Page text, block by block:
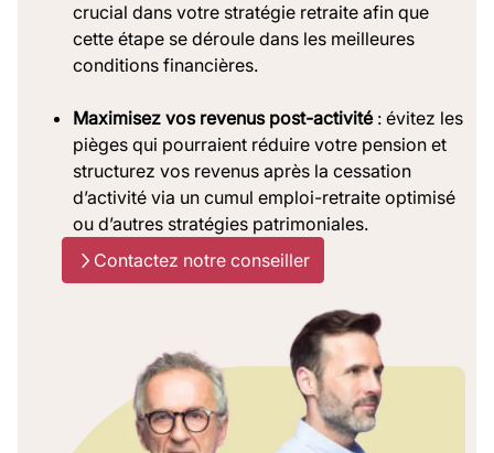
crucial dans votre stratégie retraite afin que
cette étape se déroule dans les meilleures
conditions financières.
Maximisez vos revenus post-activité: évitez les
pièges qui pourraient réduire votre pension et
structurez vos revenus après la cessation
d’activité via un cumul emploi-retraite optimisé
ou d’autres stratégies patrimoniales.
Contactez notre conseiller